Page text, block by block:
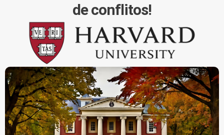
de conflitos!